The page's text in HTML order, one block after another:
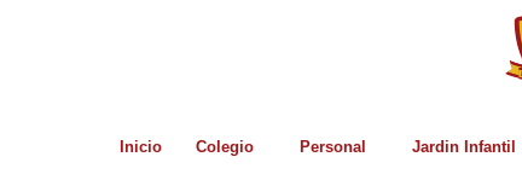
Inicio Colegio Personal Jardin Infantil